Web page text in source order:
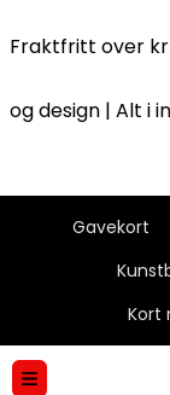
Fraktfritt over kr
og design | Alt i
Gavekort
Kort